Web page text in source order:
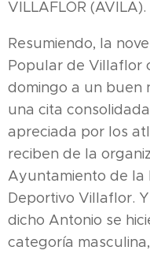
VILLAFLOR (AVILA).
Resumiendo, la
Popular de Villaflor
domingo a un buen
una cita
apreciada por los
reciben de la
Ayuntamiento de la
Deportivo Villaflor.
dicho Antonio se
categoría